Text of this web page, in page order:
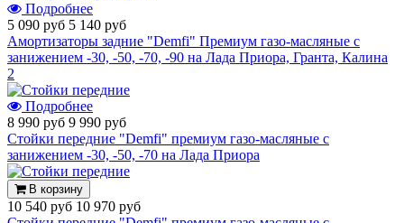
Подробнее
5 090 руб 5 140 руб
Амортизаторы задние "Demfi" Премиум газо-масляные с
занижением -30, -50, -70, -90 на Лада Приора, Гранта, Калина
2
Подробнее
8 990 руб 9 990 руб
Стойки передние "Demfi" премиум газо-масляные с
занижением -30, -50, -70 на Лада Приора
В корзину
10 540 руб 10 970 руб